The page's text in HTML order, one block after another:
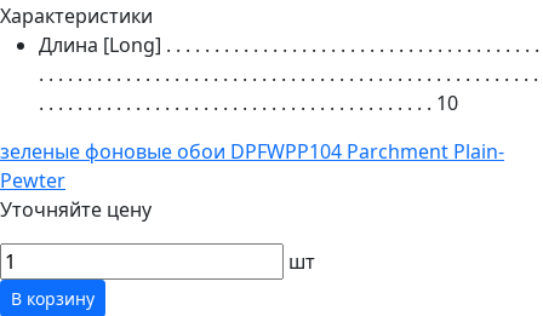
Характеристики
Длина [Long] . . . . . . . . . . . . . . . . . . . . . . . . . . . . . . . . . . . . . . .
. . . . . . . . . . . . . . . . . . . . . . . . . . . . . . . . . . . . . . . . . . . . . . . . . . . .
. . . . . . . . . . . . . . . . . . . . . . . . . . . . . . . . . . . . . . . . . 10
зеленые фоновые обои DPFWPP104 Parchment Plain-
Pewter
Уточняйте цену
шт
В корзину